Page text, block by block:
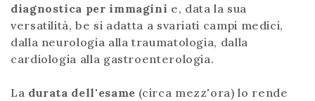
diagnostica per immagini e, data la sua
versatilità, be si adatta a svariati campi medici,
dalla neurologia alla traumatologia, dalla
cardiologia alla gastroenterologia.
La durata dell'esame (circa mezz'ora) lo rende